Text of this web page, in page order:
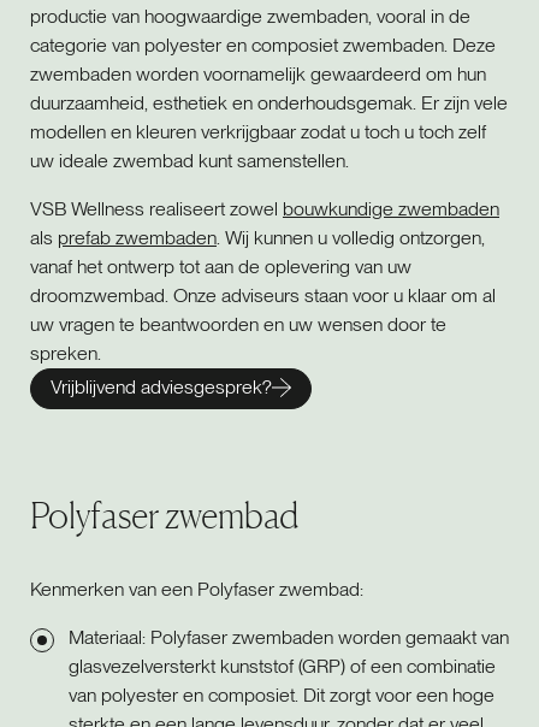
productie van hoogwaardige zwembaden, vooral in de
categorie van polyester en composiet zwembaden. Deze
zwembaden worden voornamelijk gewaardeerd om hun
duurzaamheid, esthetiek en onderhoudsgemak. Er zijn vele
modellen en kleuren verkrijgbaar zodat u toch u toch zelf
uw ideale zwembad kunt samenstellen.
VSB Wellness realiseert zowel bouwkundige zwembaden
als prefab zwembaden. Wij kunnen u volledig ontzorgen,
vanaf het ontwerp tot aan de oplevering van uw
droomzwembad. Onze adviseurs staan voor u klaar om al
uw vragen te beantwoorden en uw wensen door te
spreken.
Vrijblijvend adviesgesprek?
Polyfaser zwembad
Kenmerken van een Polyfaser zwembad:
Materiaal: Polyfaser zwembaden worden gemaakt van
glasvezelversterkt kunststof (GRP) of een combinatie
van polyester en composiet. Dit zorgt voor een hoge